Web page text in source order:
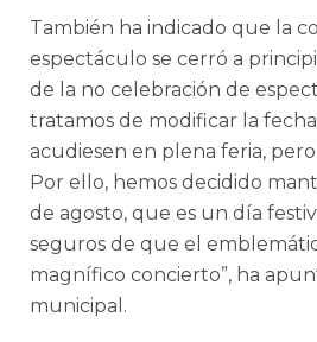
También ha indicado que la
espectáculo se cerró a
de la no celebración de
tratamos de modificar la
acudiesen en plena feria,
Por ello, hemos decidido
de agosto, que es un día
seguros de que el
magnífico concierto”, ha
municipal.